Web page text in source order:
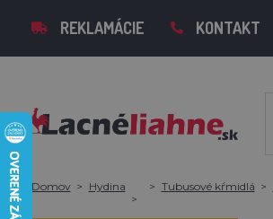
REKLAMÁCIE KONTAKT
Domov Hydina Tubusové kŕmidlá